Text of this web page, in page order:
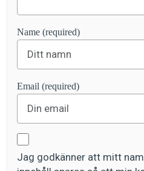
Name (required)
Email (required)
Jag godkänner att mitt